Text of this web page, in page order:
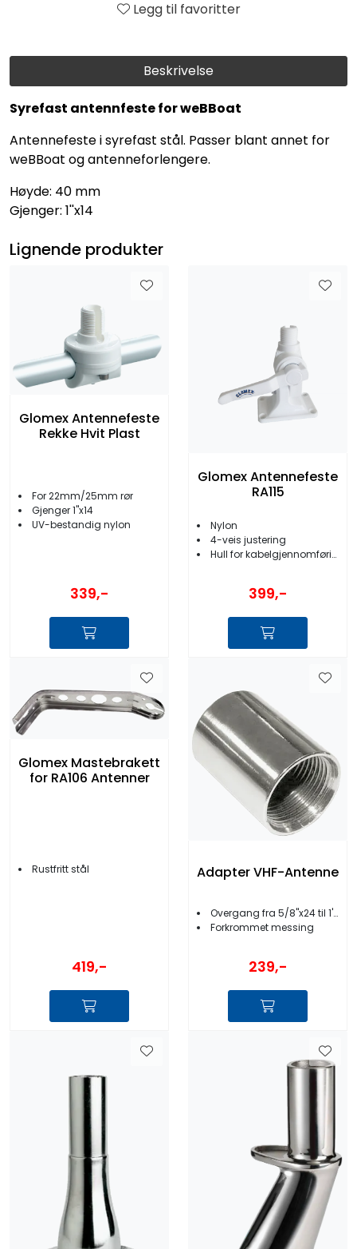
Beskrivelse
Syrefast antennfeste for weBBoat
Antennefeste i syrefast stål. Passer blant annet for
weBBoat og antenneforlengere.
Høyde: 40 mm
Gjenger: 1''x14
Legg til favoritter
Lignende produkter
Glomex Antennefeste
Rekke Hvit Plast
For 22mm/25mm rør
Gjenger 1''x14
UV-bestandig nylon
339,-
Glomex Antennefeste
RA115
Nylon
4-veis justering
Hull for kabelgjennomføring
399,-
Glomex Mastebrakett
for RA106 Antenner
Rustfritt stål
419,-
Adapter VHF-Antenne
Overgang fra 5/8''x24 til 1''x14
Forkrommet messing
239,-